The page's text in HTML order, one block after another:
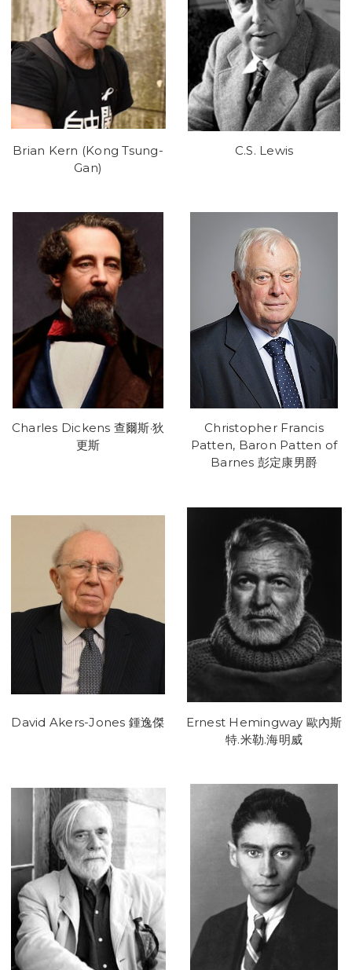
Brian Kern (Kong Tsung-
Gan)
C.S. Lewis
Charles Dickens 查爾斯·狄
更斯
Christopher Francis
Patten, Baron Patten of
Barnes 彭定康男爵
David Akers-Jones 鍾逸傑
Ernest Hemingway 歐內斯
特.米勒.海明威